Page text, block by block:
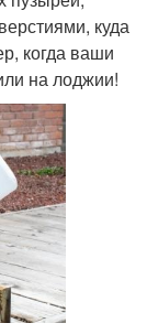
куда
когда ваши
на лоджии!